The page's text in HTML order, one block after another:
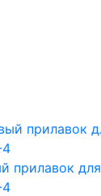
прилавок для